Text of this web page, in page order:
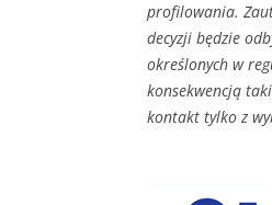
profilowania.
decyzji będzie
określonych w
konsekwencją
kontakt tylko z